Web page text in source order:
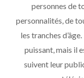
personnes de
personnalités, de
les tranches
puissant, mais il
suivent leur